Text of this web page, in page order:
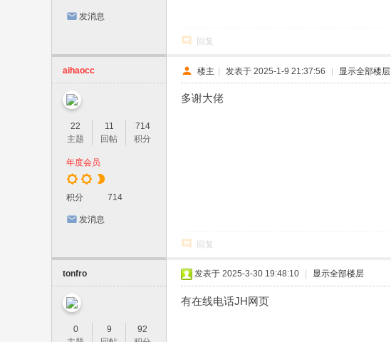
发消息
回复
aihaocc
22
主题
11
回帖
714
积分
年度会员
积分 714
发消息
楼主 | 发表于 2025-1-9 21:37:56 | 显示全部楼层
多谢大佬
回复
tonfro
0
9
92
发表于 2025-3-30 19:48:10 显示全部楼层
有在线电话JH网页